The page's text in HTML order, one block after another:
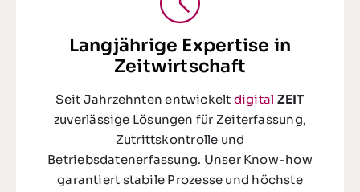
Langjährige Expertise in
Zeitwirtschaft
Seit Jahrzehnten entwickelt digital ZEIT
zuverlässige Lösungen für Zeiterfassung,
Zutrittskontrolle und
Betriebsdatenerfassung. Unser Know-how
garantiert stabile Prozesse und höchste